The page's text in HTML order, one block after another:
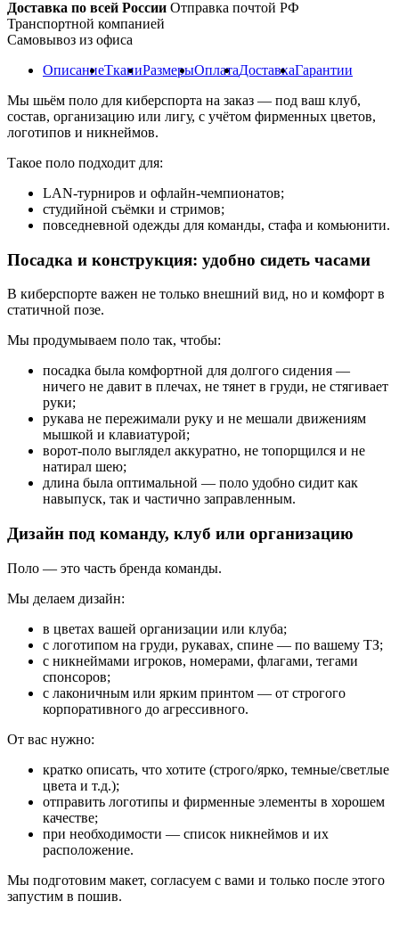
Доставка по всей России Отправка почтой РФ
Транспортной компанией
Самовывоз из офиса
ОписаниеТканиРазмерыОплатаДоставкаГарантии
Мы шьём поло для киберспорта на заказ — под ваш клуб,
состав, организацию или лигу, с учётом фирменных цветов,
логотипов и никнеймов.
Такое поло подходит для:
LAN-турниров и офлайн-чемпионатов;
студийной съёмки и стримов;
повседневной одежды для команды, стафа и комьюнити.
Посадка и конструкция: удобно сидеть часами
В киберспорте важен не только внешний вид, но и комфорт в
статичной позе.
Мы продумываем поло так, чтобы:
посадка была комфортной для долгого сидения —
ничего не давит в плечах, не тянет в груди, не стягивает
руки;
рукава не пережимали руку и не мешали движениям
мышкой и клавиатурой;
ворот-поло выглядел аккуратно, не топорщился и не
натирал шею;
длина была оптимальной — поло удобно сидит как
навыпуск, так и частично заправленным.
Дизайн под команду, клуб или организацию
Поло — это часть бренда команды.
Мы делаем дизайн:
в цветах вашей организации или клуба;
с логотипом на груди, рукавах, спине — по вашему ТЗ;
с никнеймами игроков, номерами, флагами, тегами
спонсоров;
с лаконичным или ярким принтом — от строгого
корпоративного до агрессивного.
От вас нужно:
кратко описать, что хотите (строго/ярко, темные/светлые
цвета и т.д.);
отправить логотипы и фирменные элементы в хорошем
качестве;
при необходимости — список никнеймов и их
расположение.
Мы подготовим макет, согласуем с вами и только после этого
запустим в пошив.